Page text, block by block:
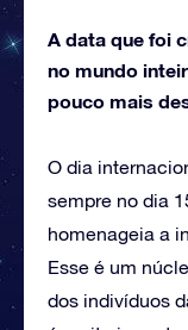
A data que foi
no mundo
pouco mais
O dia
sempre no dia
homenageia a
Esse é um
dos indivíduos